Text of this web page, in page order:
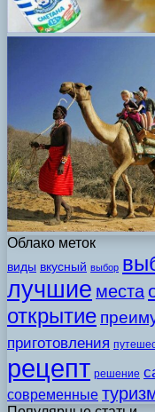
Облако меток
виды вкусный выбор
лучшие места
открытие
приготовления
рецепт решение
современные